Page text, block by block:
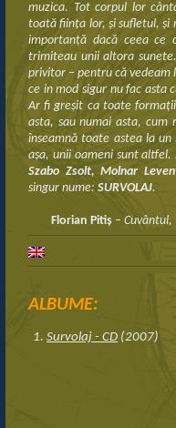
muzica. Tot corpul lor
toată fiinţa lor, şi sufletul, şi
importanţă dacă ceea ce
trimiteau unii altora
privitor – pentru că vedeam
ce in mod sigur nu fac asta
Ar fi greşit ca toate
asta, sau numai asta, cum
înseamnă toate astea la
aşa, unii oameni sunt altfel.
Szabo Zsolt, Molnar
singur nume: SURVOLAJ.
Florian Pitiş – Cuvântul,
ALBUME:
Survolaj - CD (2007)